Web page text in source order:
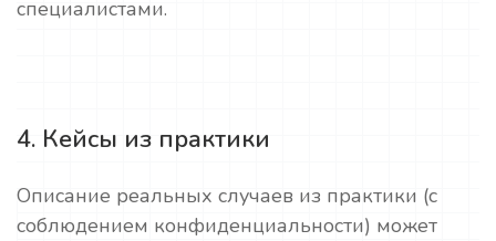
специалистами.
4. Кейсы из практики
Описание реальных случаев из практики (с
соблюдением конфиденциальности) может